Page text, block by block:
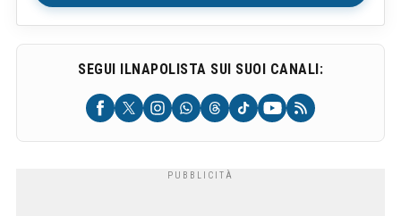
SEGUI ILNAPOLISTA SUI SUOI CANALI: